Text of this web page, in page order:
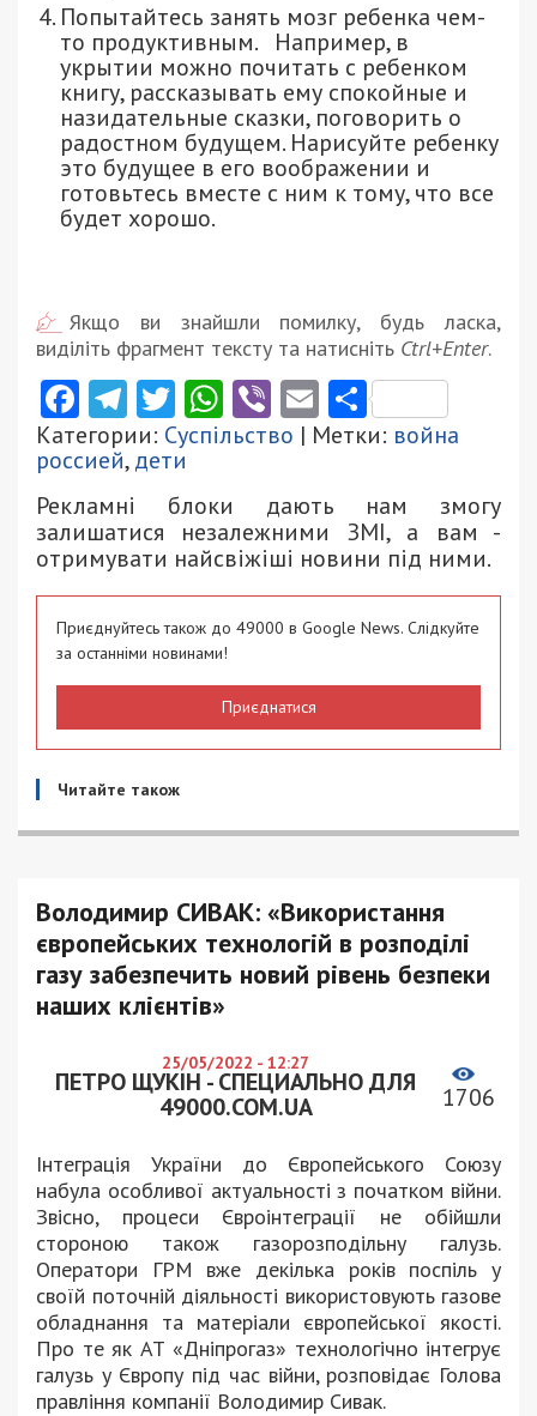
Попытайтесь занять мозг ребенка чем-
то продуктивным. Например, в
укрытии можно почитать с ребенком
книгу, рассказывать ему спокойные и
назидательные сказки, поговорить о
радостном будущем. Нарисуйте ребенку
это будущее в его воображении и
готовьтесь вместе с ним к тому, что все
будет хорошо.
Якщо ви знайшли помилку, будь ласка,
виділіть фрагмент тексту та натисніть Ctrl+Enter.
Facebook
Telegram
Twitter
WhatsApp
ViberEmail
Категории: Суспільство | Метки: война
россией,дети
Рекламні блоки дають нам змогу
залишатися незалежними ЗМІ, а вам -
отримувати найсвіжіші новини під ними.
Приєднуйтесь також до 49000 в Google News. Слідкуйте
за останніми новинами!
Приєднатися
Читайте також
Володимир СИВАК: «Використання
європейських технологій в розподілі
газу забезпечить новий рівень безпеки
наших клієнтів»
25/05/2022 - 12:27
ПЕТРО ЩУКІН - СПЕЦИАЛЬНО ДЛЯ
49000.COM.UA
1706
Інтеграція України до Європейського Союзу
набула особливої актуальності з початком війни.
Звісно, процеси Євроінтеграції не обійшли
стороною також газорозподільну галузь.
Оператори ГРМ вже декілька років поспіль у
своїй поточній діяльності використовують газове
обладнання та матеріали європейської якості.
Про те як АТ «Дніпрогаз» технологічно інтегрує
галузь у Європу під час війни, розповідає Голова
правління компанії Володимир Сивак.